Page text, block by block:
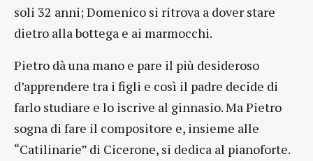
soli 32 anni; Domenico si ritrova a dover stare
dietro alla bottega e ai marmocchi.
Pietro dà una mano e pare il più desideroso
d’apprendere tra i figli e così il padre decide di
farlo studiare e lo iscrive al ginnasio. Ma Pietro
sogna di fare il compositore e, insieme alle
“Catilinarie” di Cicerone, si dedica al pianoforte.